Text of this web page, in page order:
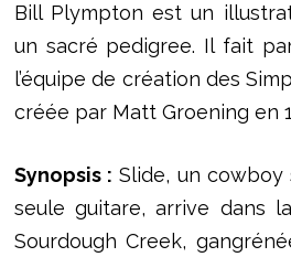
Bill Plympton est un
un sacré pedigree. Il fait
l’équipe de création des
créée par Matt Groening en
Synopsis : Slide, un cowboy
seule guitare, arrive dans
Sourdough Creek,